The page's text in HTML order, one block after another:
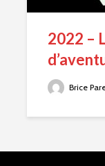
2022 –
Brice